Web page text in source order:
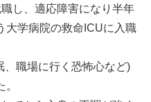
し、適応障害になり半年
大学病院の救命ICUに入職
、職場に行く恐怖心など)